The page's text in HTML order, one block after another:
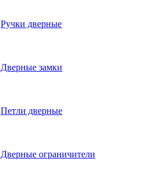
Ручки дверные
Дверные замки
Петли дверные
Дверные ограничители